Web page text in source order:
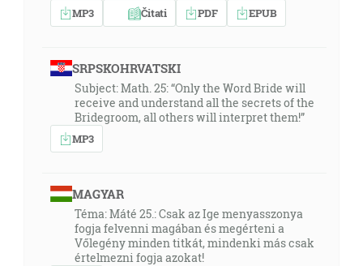
MP3 Čitati PDF EPUB
SRPSKOHRVATSKI
Subject: Math. 25: “Only the Word Bride will
receive and understand all the secrets of the
Bridegroom, all others will interpret them!”
MP3
MAGYAR
Téma: Máté 25.: Csak az Ige menyasszonya
fogja felvenni magában és megérteni a
Vőlegény minden titkát, mindenki más csak
értelmezni fogja azokat!